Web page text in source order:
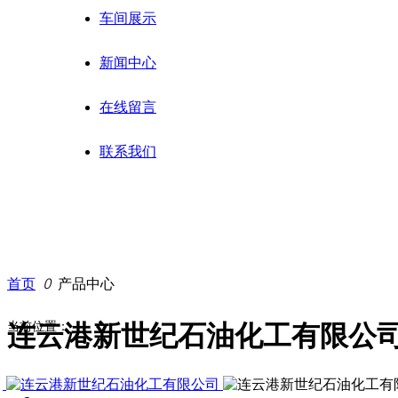
车间展示
新闻中心
在线留言
联系我们
首页 ꄲ 产品中心
当前位置：
连云港新世纪石油化工有限公